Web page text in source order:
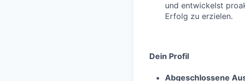
und entwickelst
Erfolg zu erzielen.
Dein Profil
Abgeschlossene